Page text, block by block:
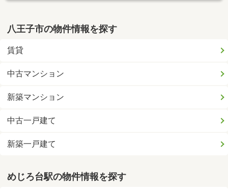
八王子市の物件情報を探す
賃貸
中古マンション
新築マンション
中古一戸建て
新築一戸建て
めじろ台駅の物件情報を探す